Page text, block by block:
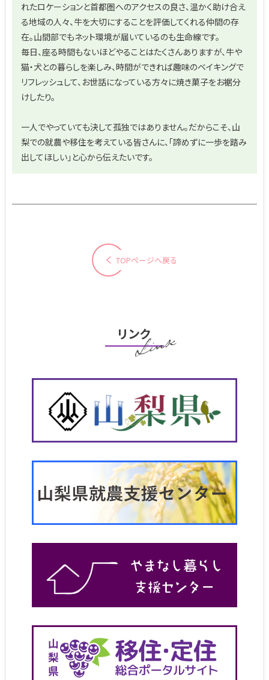
れたロケーションと首都圏へのアクセスの良さ、温かく助け合え
る地域の人々、牛を大切にすることを評価してくれる仲間の存
在。山間部でもネット環境が届いているのも生命線です。
毎日、座る時間もないほどやることはたくさんありますが、牛や
猫・犬との暮らしを楽しみ、時間ができれば趣味のベイキングで
リフレッシュして、お世話になっている方々に焼き菓子をお裾分
けしたり。
一人でやっていても決して孤独ではありません。だからこそ、山
梨での就農や移住を考えている皆さんに、「諦めずに一歩を踏み
出してほしい」と心から伝えたいです。
TOPページへ戻る
リンク